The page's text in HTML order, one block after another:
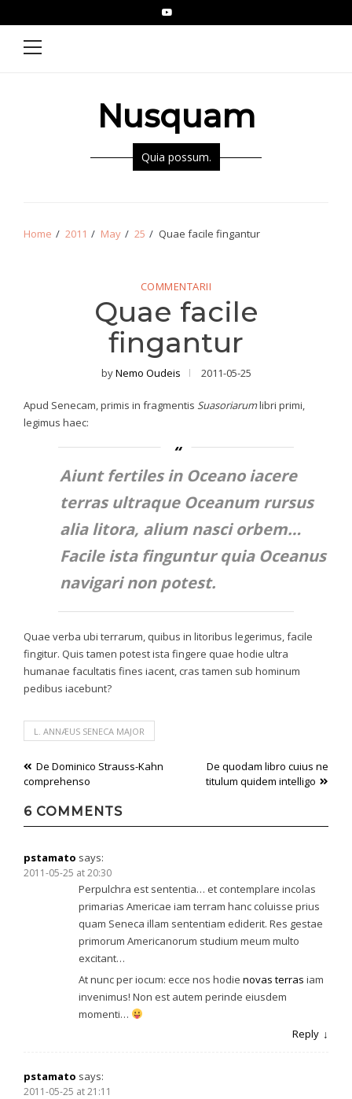
YouTube
Primary
Nusquam
Quia possum.
Home 2011 May 25 Quae facile fingantur
COMMENTARII
Quae facile
fingantur
byNemo Oudeis 2011-05-25
Apud Senecam, primis in fragmentis Suasoriarumlibri primi,
legimus haec:
Aiunt fertiles in Oceano iacere
terras ultraque Oceanum rursus
alia litora, alium nasci orbem…
Facile ista finguntur quia Oceanus
navigari non potest.
Quae verba ubi terrarum, quibus in litoribus legerimus, facile
fingitur. Quis tamen potest ista fingere quae hodie ultra
humanae facultatis fines iacent, cras tamen sub hominum
pedibus iacebunt?
L. ANNÆUS SENECA MAJOR
Post
navigation
De Dominico Strauss-Kahn
comprehenso
De quodam libro cuius ne
titulum quidem intelligo
6 COMMENTS
pstamato says:
2011-05-25 at 20:30
Perpulchra est sententia… et contemplare incolas
primarias Americae iam terram hanc coluisse prius
quam Seneca illam sententiam ediderit. Res gestae
primorum Americanorum studium meum multo
excitant…
At nunc per iocum: ecce nos hodie novas terras iam
invenimus! Non est autem perinde eiusdem
momenti…
Reply
pstamato says:
2011-05-25 at 21:11